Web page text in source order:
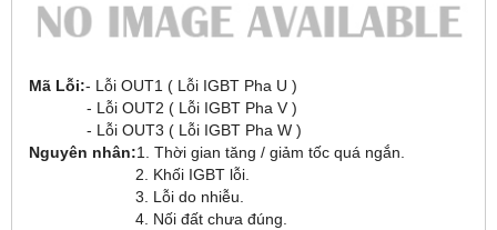
Mã Lỗi:- Lỗi OUT1 ( Lỗi IGBT Pha U )
- Lỗi OUT2 ( Lỗi IGBT Pha V )
- Lỗi OUT3 ( Lỗi IGBT Pha W )
Nguyên nhân:1. Thời gian tăng / giảm tốc quá ngắn.
2. Khối IGBT lỗi.
3. Lỗi do nhiễu.
4. Nối đất chưa đúng.